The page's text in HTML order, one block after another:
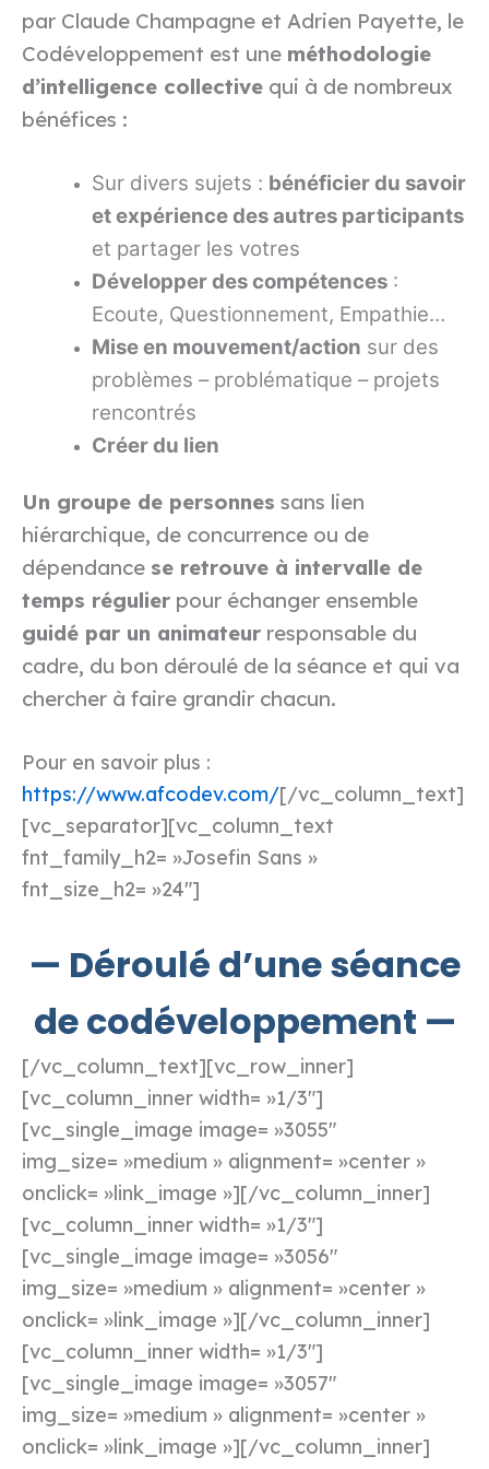
par Claude Champagne et Adrien Payette, le
Codéveloppement est une méthodologie
d’intelligence collective qui à de nombreux
bénéfices :
Sur divers sujets : bénéficier du savoir
et expérience des autres participants
et partager les votres
Développer des compétences:
Ecoute, Questionnement, Empathie…
Mise en mouvement/action sur des
problèmes – problématique – projets
rencontrés
Créer du lien
Un groupe de personnes sans lien
hiérarchique, de concurrence ou de
dépendance se retrouve à intervalle de
temps régulier pour échanger ensemble
guidé par un animateur responsable du
cadre, du bon déroulé de la séance et qui va
chercher à faire grandir chacun.
Pour en savoir plus :
https://www.afcodev.com/[/vc_column_text]
[vc_separator][vc_column_text
fnt_family_h2= »Josefin Sans »
fnt_size_h2= »24″]
— Déroulé d’une séance
de codéveloppement —
[/vc_column_text][vc_row_inner]
[vc_column_inner width= »1/3″]
[vc_single_image image= »3055″
img_size= »medium » alignment= »center »
onclick= »link_image »][/vc_column_inner]
[vc_column_inner width= »1/3″]
[vc_single_image image= »3056″
img_size= »medium » alignment= »center »
onclick= »link_image »][/vc_column_inner]
[vc_column_inner width= »1/3″]
[vc_single_image image= »3057″
img_size= »medium » alignment= »center »
onclick= »link_image »][/vc_column_inner]